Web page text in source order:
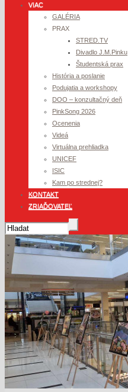
VIAC
GALÉRIA
PRAX
STRED.TV
Divadlo J.M.Pinku
Študentská prax
História a poslanie
Podujatia a workshopy
DOO – konzultačný deň
PinkSong 2026
Ocenenia
Videá
Virtuálna prehliadka
UNICEF
ISIC
Kam po strednej?
KONTAKT
ZRIAĎOVATEĽ